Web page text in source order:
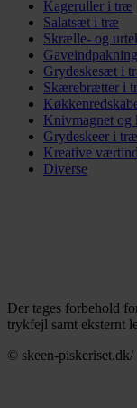
Kageruller i træ
Salatsæt i træ
Skrælle- og
Gaveindpakning
Grydeskesæt i
Skærebrætter i
Knivmagnet og
Grydeskeer i træ
Kreative
Diverse
Der tages forbehold
trykfejl samt eksternt
© skeen-piskeriset.dk/